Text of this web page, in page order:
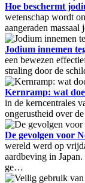
Hoe beschermt
wetenschap wordt
aangeraden
Jodium innemen
een bewezen
straling door de
Kernramp: wat
in de kerncentrales
ongerustheid over
De gevolgen voor
wereld werd op
aardbeving in
ge…